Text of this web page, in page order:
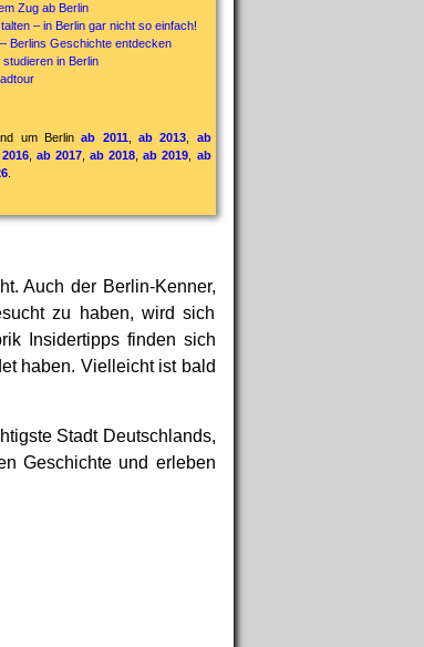
Zug ab Berlin
– in Berlin gar nicht so einfach!
Berlins Geschichte entdecken
in Berlin
um Berlinab 2011, ab 2013
ab
, ab 2017 ,ab 2018 ,ab 2019
ab
.
Auch der Berlin-Kenner,
zu haben, wird sich
Insidertipps finden sich
haben. Vielleicht ist bald
Stadt Deutschlands,
Geschichte und erleben